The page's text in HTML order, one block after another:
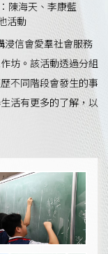
陳海天、李康藍
活動
浸信會愛羣社會服務
坊。該活動透過分組
不同階段會發生的事
活有更多的了解，以